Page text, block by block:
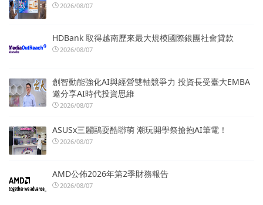
2026/08/07
HDBank 取得越南歷來最大規模國際銀團社會貸款
2026/08/07
創智動能強化AI與經營雙軸競爭力 投資長受臺大EMBA
邀分享AI時代投資思維
2026/08/07
ASUSx三麗鷗耍酷聯萌 潮玩開學祭搶抱AI筆電！
2026/08/07
AMD公佈2026年第2季財務報告
2026/08/07